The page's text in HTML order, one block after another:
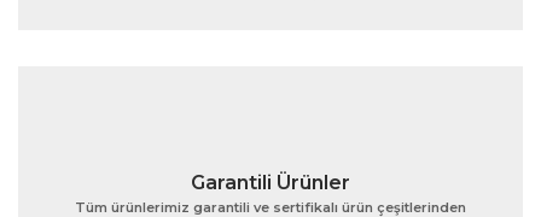
Garantili Ürünler
Tüm ürünlerimiz garantili ve sertifikalı ürün çeşitlerinden